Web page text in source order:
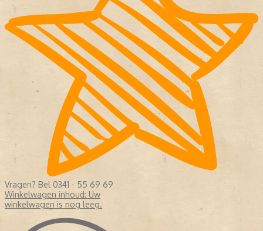
Vragen? Bel 0341 - 55 69 69
Winkelwagen inhoud: Uw
winkelwagen is nog leeg.